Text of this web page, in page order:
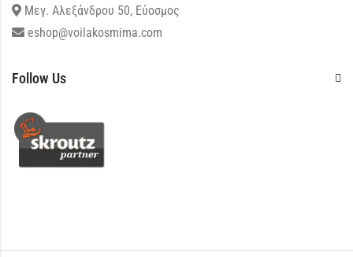
Μεγ. Αλεξάνδρου 50, Εύοσμος
eshop@voilakosmima.com
Follow Us